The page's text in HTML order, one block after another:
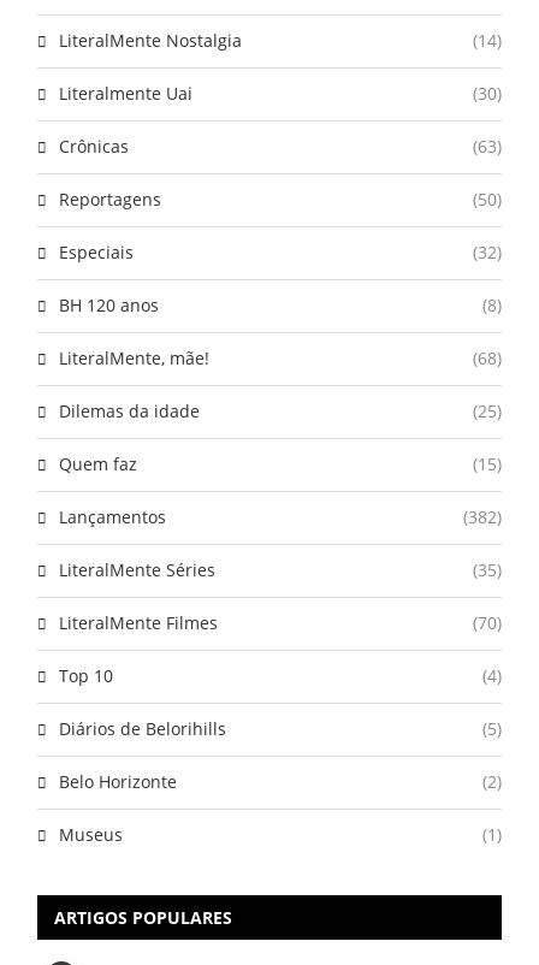
LiteralMente Nostalgia (14)
Literalmente Uai (30)
Crônicas (63)
Reportagens (50)
Especiais (32)
BH 120 anos (8)
LiteralMente, mãe! (68)
Dilemas da idade (25)
Quem faz (15)
Lançamentos (382)
LiteralMente Séries (35)
LiteralMente Filmes (70)
Top 10 (4)
Diários de Belorihills (5)
Belo Horizonte (2)
Museus (1)
ARTIGOS POPULARES